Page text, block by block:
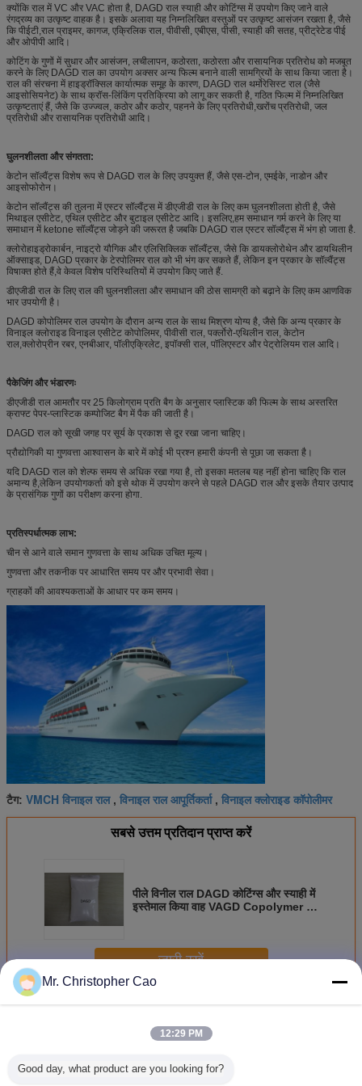
क्योंकि राल में VC और VAC होता है, DAGD राल स्याही और कोटिंग्स में उपयोग किए जाने वाले
रंगद्रव्य का उत्कृष्ट वाहक है। इसके अलावा यह निम्नलिखित वस्तुओं पर उत्कृष्ट आसंजन रखता है, जैसे
कि पीईटी,राल प्राइमर, कागज, एक्रिलिक राल, पीवीसी, एबीएस, पीसी, स्याही की सतह, प्रीट्रेटेड पीई
और ओपीपी आदि।
कोटिंग के गुणों में सुधार और आसंजन, लचीलापन, कठोरता, कठोरता और रासायनिक प्रतिरोध को मजबूत
करने के लिए DAGD राल का उपयोग अक्सर अन्य फिल्म बनाने वाली सामग्रियों के साथ किया जाता है।
राल की संरचना में हाइड्रॉक्सिल कार्यात्मक समूह के कारण, DAGD राल थर्मोरेसिस्ट राल (जैसे
आइसोसियनेट) के साथ क्रॉस-लिंकिंग प्रतिक्रिया को लागू कर सकती है, गठित फिल्म में निम्नलिखित
उत्कृष्टताएं हैं, जैसे कि उज्ज्वल, कठोर और कठोर, पहनने के लिए प्रतिरोधी,खरोंच प्रतिरोधी, जल
प्रतिरोधी और रासायनिक प्रतिरोधी आदि।
घुलनशीलता और संगतता:
केटोन सॉल्वैंट्स विशेष रूप से DAGD राल के लिए उपयुक्त हैं, जैसे एस-टोन, एमईके, नाडोन और
आइसोफोरोन।
केटोन सॉल्वैंट्स की तुलना में एस्टर सॉल्वैंट्स में डीएजीडी राल के लिए कम घुलनशीलता होती है, जैसे
मिथाइल एसीटेट, एथिल एसीटेट और बुटाइल एसीटेट आदि। इसलिए,हम समाधान गर्म करने के लिए या
समाधान में ketone सॉल्वैंट्स जोड़ने की जरूरत है जबकि DAGD राल एस्टर सॉल्वैंट्स में भंग हो जाता है.
क्लोरोहाइड्रोकार्बन, नाइट्रो यौगिक और एलिसिक्लिक सॉल्वैंट्स, जैसे कि डायक्लोरोथेन और डायथिलीन
ऑक्साइड, DAGD प्रकार के टेरपोलिमर राल को भी भंग कर सकते हैं, लेकिन इन प्रकार के सॉल्वैंट्स
विषाक्त होते हैं,वे केवल विशेष परिस्थितियों में उपयोग किए जाते हैं.
डीएजीडी राल के लिए राल की घुलनशीलता और समाधान की ठोस सामग्री को बढ़ाने के लिए कम आणविक
भार उपयोगी है।
DAGD कोपोलिमर राल उपयोग के दौरान अन्य राल के साथ मिश्रण योग्य है, जैसे कि अन्य प्रकार के
विनाइल क्लोराइड विनाइल एसीटेट कोपोलिमर, पीवीसी राल, पर्क्लोरो-एथिलीन राल, केटोन
राल,क्लोरोप्रीन रबर, एनबीआर, पॉलीएक्रिलेट, इपॉक्सी राल, पॉलिएस्टर और पेट्रोलियम राल आदि।
पैकेजिंग और भंडारणः
डीएजीडी राल आमतौर पर 25 किलोग्राम प्रति बैग के अनुसार प्लास्टिक की फिल्म के साथ अस्तरित
क्राफ्ट पेपर-प्लास्टिक कम्पोजिट बैग में पैक की जाती है।
DAGD राल को सूखी जगह पर सूर्य के प्रकाश से दूर रखा जाना चाहिए।
प्रौद्योगिकी या गुणवत्ता आश्वासन के बारे में कोई भी प्रश्न हमारी कंपनी से पूछा जा सकता है।
यदि DAGD राल को शेल्फ समय से अधिक रखा गया है, तो इसका मतलब यह नहीं होना चाहिए कि राल
अमान्य है,लेकिन उपयोगकर्ता को इसे थोक में उपयोग करने से पहले DAGD राल और इसके तैयार उत्पाद
के प्रासंगिक गुणों का परीक्षण करना होगा.
प्रतिस्पर्धात्मक लाभ:
चीन से आने वाले समान गुणवत्ता के साथ अधिक उचित मूल्य।
गुणवत्ता और तकनीक पर आधारित समय पर और प्रभावी सेवा।
ग्राहकों की आवश्यकताओं के आधार पर कम समय।
टैग: VMCH विनाइल राल, विनाइल राल आपूर्तिकर्ता, विनाइल क्लोराइड कॉपोलीमर
सबसे उत्तम प्रतिदान प्राप्त करें
पीले विनील राल DAGD कोटिंग्स और स्याही में
इस्तेमाल किया वाह VAGD Copolymer की
जारी रखें
अधिकविनाइल राल
Mr. Christopher Cao
12:29 PM
Good day, what product are you looking for?